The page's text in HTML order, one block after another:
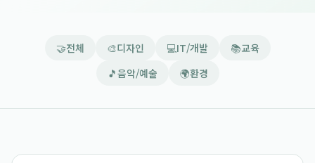
🤝전체 🎨디자인 💻IT/개발 📚교육
🎵음악/예술 🌍환경